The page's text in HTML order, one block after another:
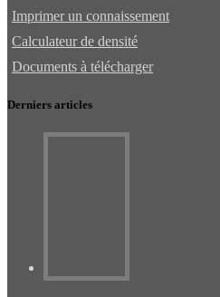
Imprimer un connaissement
Calculateur de densité
Documents à télécharger
Derniers articles